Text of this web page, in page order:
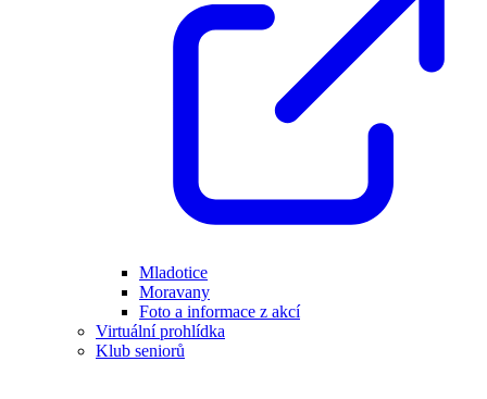
Mladotice
Moravany
Foto a informace z akcí
Virtuální prohlídka
Klub seniorů